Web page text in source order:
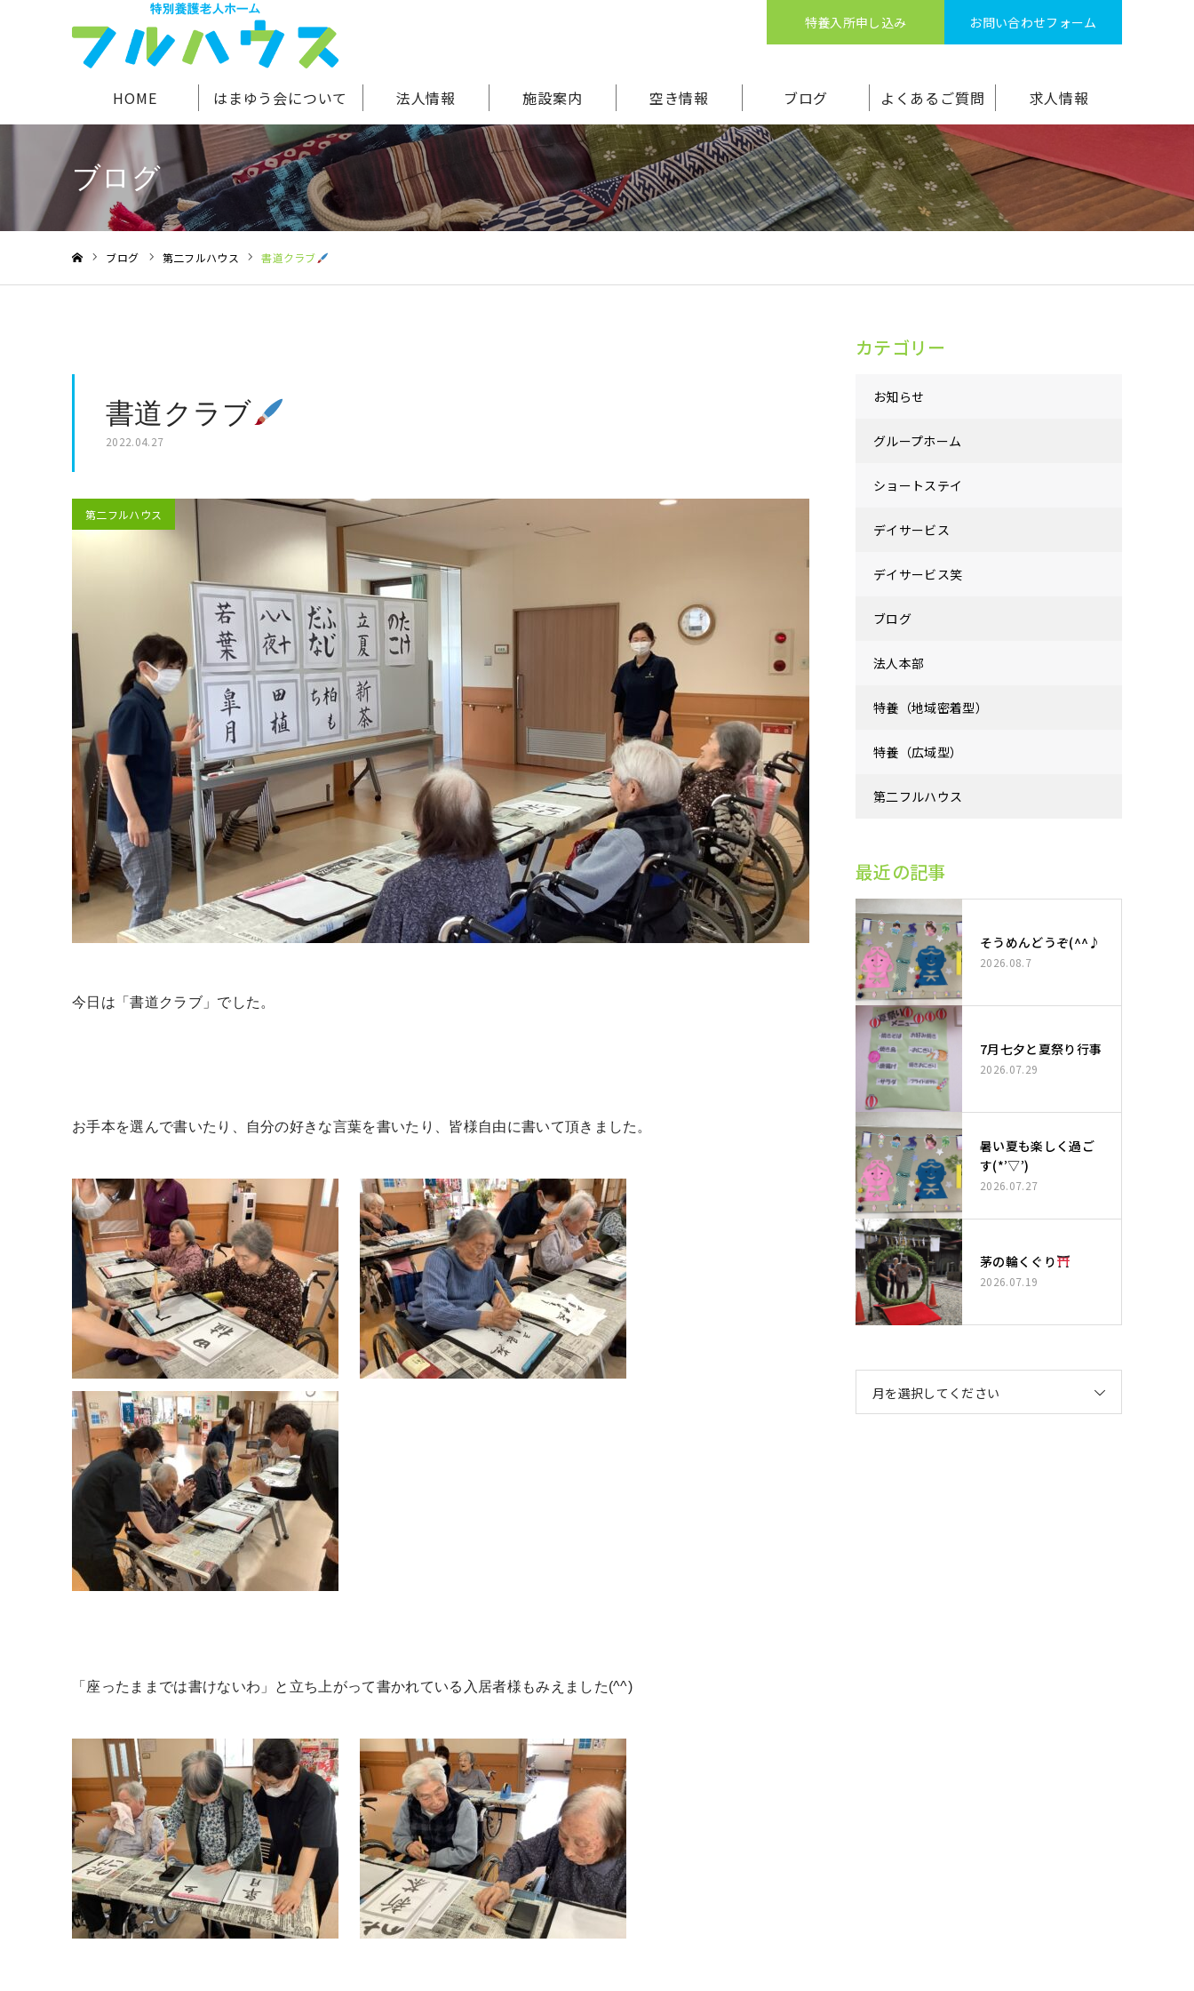
特養入所申し込み お問い合わせフォーム
HOME はまゆう会について 法人情報 施設案内 空き情報 ブログ よくあるご質問 求人情報
ブログ
ブログ 第二フルハウス 書道クラブ
書道クラブ
2022.04.27
第二フルハウス
今日は「書道クラブ」でした。
お手本を選んで書いたり、自分の好きな言葉を書いたり、皆様自由に書いて頂きました。
「座ったままでは書けないわ」と立ち上がって書かれている入居者様もみえました(^^)
カテゴリー
お知らせ
グループホーム
ショートステイ
デイサービス
デイサービス笑
ブログ
法人本部
特養（地域密着型）
特養（広域型）
第二フルハウス
最近の記事
そうめんどうぞ(^^♪
2026.08.7
7月七夕と夏祭り行事
2026.07.29
暑い夏も楽しく過ご
す(*’▽’)
2026.07.27
茅の輪くぐり
2026.07.19
月を選択してください